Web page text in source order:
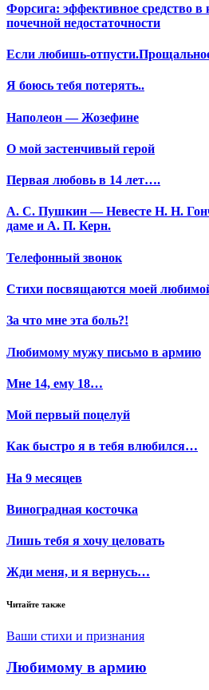
Форсига: эффективное средство в
почечной недостаточности
Если любишь-
Я боюсь тебя потерять..
Наполеон — Жозефине
О мой застенчивый герой
Первая любовь в 14 лет….
А. С. Пушкин — Невесте Н. Н.
даме и А. П. Керн.
Телефонный звонок
Стихи посвящаются моей
За что мне эта боль?!
Любимому мужу письмо в армию
Мне 14, ему 18…
Мой первый поцелуй
Как быстро я в тебя влюбился…
На 9 месяцев
Виноградная косточка
Лишь тебя я хочу целовать
Жди меня, и я вернусь…
Читайте также
Ваши стихи и признания
Любимому в армию